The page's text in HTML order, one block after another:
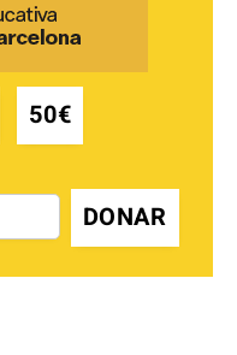
50€
DONAR